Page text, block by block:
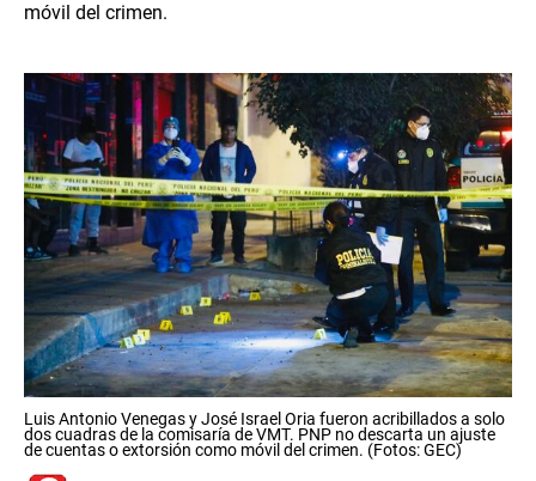
móvil del crimen.
Luis Antonio Venegas y José Israel Oria fueron acribillados a solo
dos cuadras de la comisaría de VMT. PNP no descarta un ajuste
de cuentas o extorsión como móvil del crimen. (Fotos: GEC)